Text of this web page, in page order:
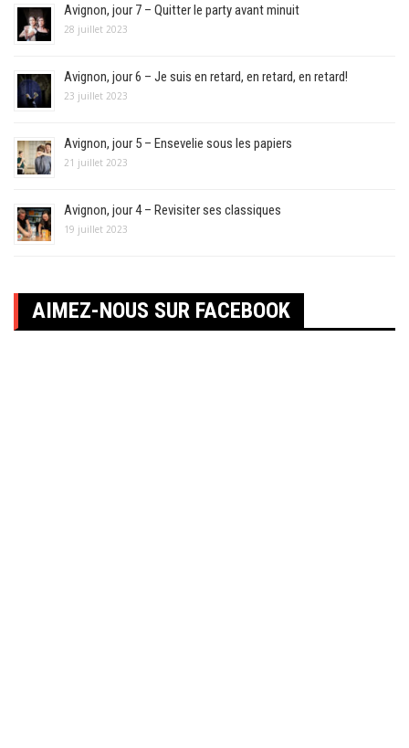
Avignon, jour 7 – Quitter le party avant minuit
28 juillet 2023
Avignon, jour 6 – Je suis en retard, en retard, en retard!
23 juillet 2023
Avignon, jour 5 – Ensevelie sous les papiers
21 juillet 2023
Avignon, jour 4 – Revisiter ses classiques
19 juillet 2023
AIMEZ-NOUS SUR FACEBOOK